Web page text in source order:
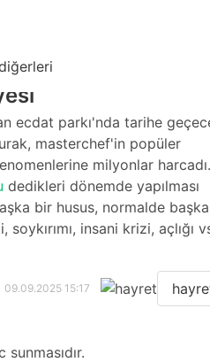
ecdat parkı'nda tarihe
masterchef'in popüler
milyonlar
dedikleri dönemde yapılması
bir husus, normalde
insani krizi, açlığı
09.09.2025 15:17